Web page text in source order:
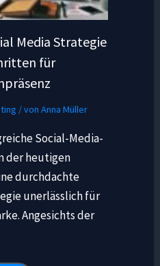
Media Strategie
für
/ von Anna Müller
Social-Media-
der heutigen
durchdachte
unerlässlich für
Angesichts der